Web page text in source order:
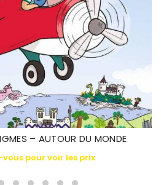
– AUTOUR DU MONDE
pour voir les prix